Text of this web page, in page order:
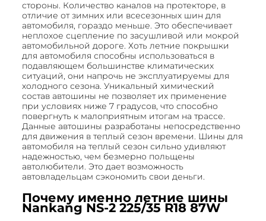
стороны. Количество каналов на протекторе, в
отличие от зимних или всесезонных шин для
автомобиля, гораздо меньше. Это обеспечивает
неплохое сцепление по засушливой или мокрой
автомобильной дороге. Хоть летние покрышки
для автомобиля способны использоваться в
подавляющем большинстве климатических
ситуаций, они напрочь не эксплуатируемы для
холодного сезона. Уникальный химический
состав автошины не позволяет их применение
при условиях ниже 7 градусов, что способно
повергнуть к малоприятным итогам на трассе.
Данные автошины разработаны непосредственно
для движения в теплый сезон времени. Шины для
автомобиля на теплый сезон сильно удивляют
надежностью, чем безмерно польщены
автолюбители. Это дает возможность
автовладельцам сэкономить свои деньги.
Почему именно летние шины
Nankang NS-2 225/35 R18 87W